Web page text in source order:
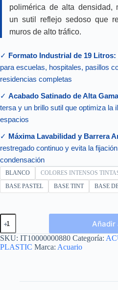
polimérica de alta densidad,
un sutil reflejo sedoso que
muros de alto tráfico.
✓ Formato Industrial de 19 Litros:
para escuelas, hospitales, pasillos
residencias completas
✓ Acabado Satinado de Alta
tersa y un brillo sutil que optimiza la
espacios
✓ Máxima Lavabilidad y Barrera
restregado continuo y evita la
condensación
BLANCO
COLORES INTENSOS
BASE PASTEL
BASE TINT BASE
PLASTIC
CUBETA
19L
cantidad
SKU: IT10000000880 Categoría:
PLASTIC Marca: Acuario